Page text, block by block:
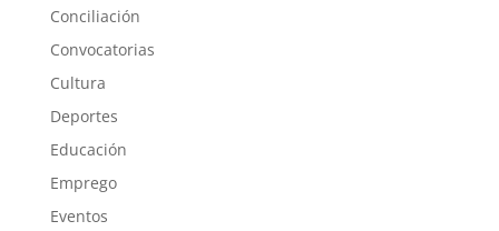
Conciliación
Convocatorias
Cultura
Deportes
Educación
Emprego
Eventos